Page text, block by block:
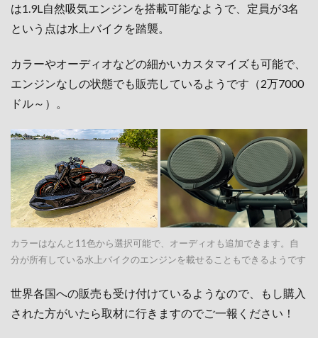
は1.9L自然吸気エンジンを搭載可能なようで、定員が3名
という点は水上バイクを踏襲。
カラーやオーディオなどの細かいカスタマイズも可能で、
エンジンなしの状態でも販売しているようです（2万7000
ドル～）。
カラーはなんと11色から選択可能で、オーディオも追加できます。自
分が所有している水上バイクのエンジンを載せることもできるようです
世界各国への販売も受け付けているようなので、もし購入
された方がいたら取材に行きますのでご一報ください！